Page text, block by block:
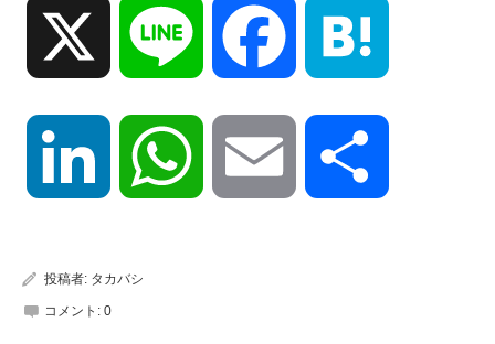
Line Facebook
LinkedIn WhatsApp Email
投稿者: タカバシ
コメント: 0